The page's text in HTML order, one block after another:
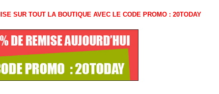
SUR TOUT LA BOUTIQUE AVEC LE CODE PROMO : 20TODAY